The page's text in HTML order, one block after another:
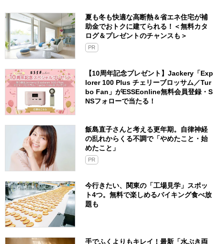
夏も冬も快適な高断熱＆省エネ住宅が補
助金でおトクに建てられる！＜無料カタ
ログ＆プレゼントのチャンスも＞
PR
【10周年記念プレゼント】Jackery「Exp
lorer 100 Plus チェリーブロッサム／Tur
bo Fan」がESSEonline無料会員登録・S
NSフォローで当たる！
飯島直子さんと考える更年期。自律神経
の乱れからくる不調で「やめたこと・始
めたこと」
PR
今行きたい、関東の「工場見学」スポッ
ト4つ。無料で楽しめるバイキング食べ放
題も
手でふくよりもキレイ！最新「水ぶき両